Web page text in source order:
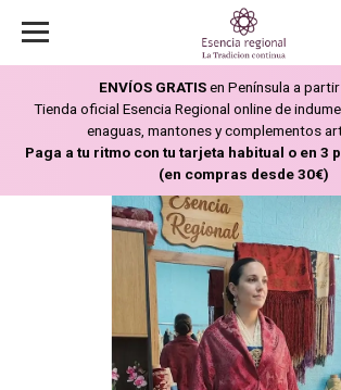
ENVÍOS GRATISen Península a
Tienda oficial Esencia Regional online de
enaguas, mantones y complementos
Paga a tu ritmo con tu tarjeta habitual o en 3
(en compras desde 30€)